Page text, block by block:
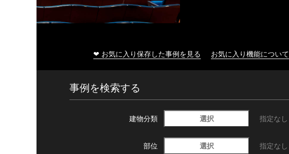
❤ お気に入り保存した事例を見る お気に入り機能について
事例を検索する
建物分類 選択 指定なし
部位 選択 指定なし